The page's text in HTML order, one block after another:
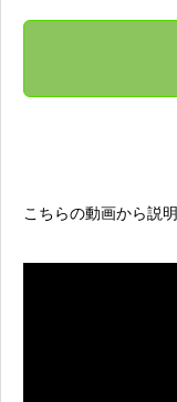
こちらの動画から説